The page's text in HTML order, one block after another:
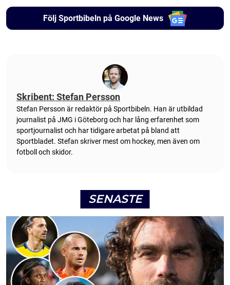
Följ Sportbibeln på Google News
Skribent: Stefan Persson
Stefan Persson är redaktör på Sportbibeln. Han är utbildad
journalist på JMG i Göteborg och har lång erfarenhet som
sportjournalist och har tidigare arbetat på bland att
Sportbladet. Stefan skriver mest om hockey, men även om
fotboll och skidor.
SENASTE